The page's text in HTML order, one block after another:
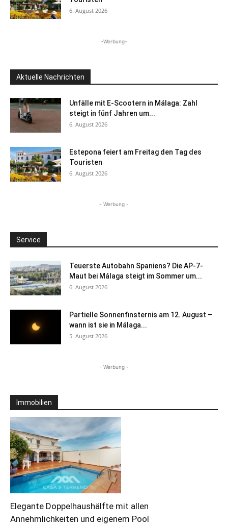
6. August 2026
-Werbung-
Aktuelle Nachrichten
Unfälle mit E-Scootern in Málaga: Zahl
steigt in fünf Jahren um...
6. August 2026
Estepona feiert am Freitag den Tag des
Touristen
6. August 2026
- Werbung -
Service
Teuerste Autobahn Spaniens? Die AP-7-
Maut bei Málaga steigt im Sommer um...
6. August 2026
Partielle Sonnenfinsternis am 12. August –
wann ist sie in Málaga...
5. August 2026
- Werbung -
Immobilien
Elegante Doppelhaushälfte mit allen
Annehmlichkeiten und eigenem Pool